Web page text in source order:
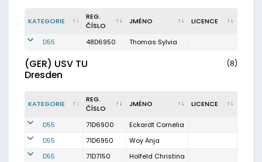
KATEGORIE
REG.
ČÍSLO
JMÉNO LICENCE
D55 48D6950 Thomas Sylvia
(GER) USV TU
Dresden
(8)
KATEGORIE
REG.
ČÍSLO
JMÉNO LICENCE
D55 71D6900
Eckardt Cornelia
D55
71D6950
Woy Anja
D55
71D7150
Holfeld Christina